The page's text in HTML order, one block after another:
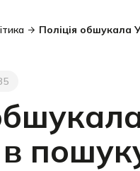
Поліція обшукала
в